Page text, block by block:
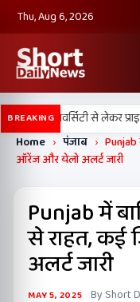
Thu, Aug 6, 2026
BREAKING
यूनिवर्सिटी से लेकर
Home › पंजाब ›
ऑरेंज और येलो अलर्ट जारी
Punjab में
से राहत,
अलर्ट जारी
MAY 5, 2025 By Short